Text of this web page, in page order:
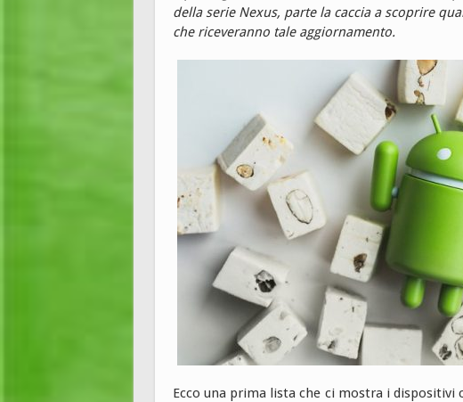
della serie Nexus, parte la caccia a scoprire
che riceveranno tale aggiornamento.
Ecco una prima lista che ci mostra i